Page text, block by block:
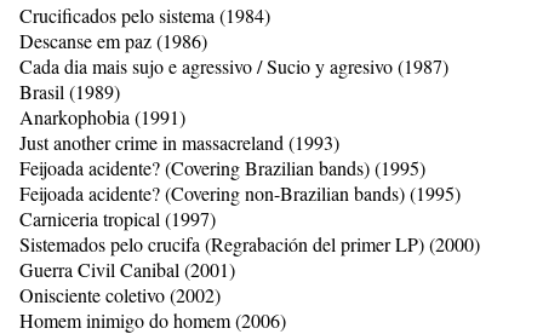
Crucificados pelo sistema (1984)
Descanse em paz (1986)
Cada dia mais sujo e agressivo / Sucio y agresivo (1987)
Brasil (1989)
Anarkophobia (1991)
Just another crime in massacreland (1993)
Feijoada acidente? (Covering Brazilian bands) (1995)
Feijoada acidente? (Covering non-Brazilian bands) (1995)
Carniceria tropical (1997)
Sistemados pelo crucifa (Regrabación del primer LP) (2000)
Guerra Civil Canibal (2001)
Onisciente coletivo (2002)
Homem inimigo do homem (2006)